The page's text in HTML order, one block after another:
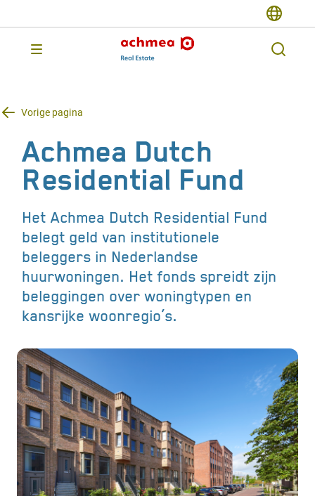
Vorige pagina
Achmea Dutch
Residential Fund
Het Achmea Dutch Residential Fund
belegt geld van institutionele
beleggers in Nederlandse
huurwoningen. Het fonds spreidt zijn
beleggingen over woningtypen en
kansrijke woonregio’s.